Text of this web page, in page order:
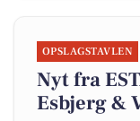
OPSLAGSTAVLEN
Nyt fra
Esbjerg &